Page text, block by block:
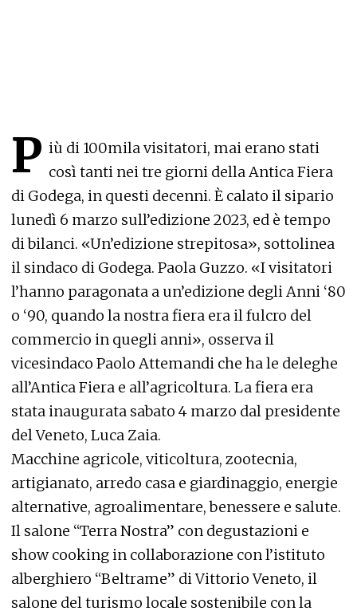
P iù di 100mila visitatori, mai erano stati
così tanti nei tre giorni della Antica Fiera
di Godega, in questi decenni. È calato il sipario
lunedì 6 marzo sull’edizione 2023, ed è tempo
di bilanci. «Un’edizione strepitosa», sottolinea
il sindaco di Godega. Paola Guzzo. «I visitatori
l’hanno paragonata a un’edizione degli Anni ‘80
o ‘90, quando la nostra fiera era il fulcro del
commercio in quegli anni», osserva il
vicesindaco Paolo Attemandi che ha le deleghe
all’Antica Fiera e all’agricoltura. La fiera era
stata inaugurata sabato 4 marzo dal presidente
del Veneto, Luca Zaia.
Macchine agricole, viticoltura, zootecnia,
artigianato, arredo casa e giardinaggio, energie
alternative, agroalimentare, benessere e salute.
Il salone “Terra Nostra” con degustazioni e
show cooking in collaborazione con l’istituto
alberghiero “Beltrame” di Vittorio Veneto, il
salone del turismo locale sostenibile con la